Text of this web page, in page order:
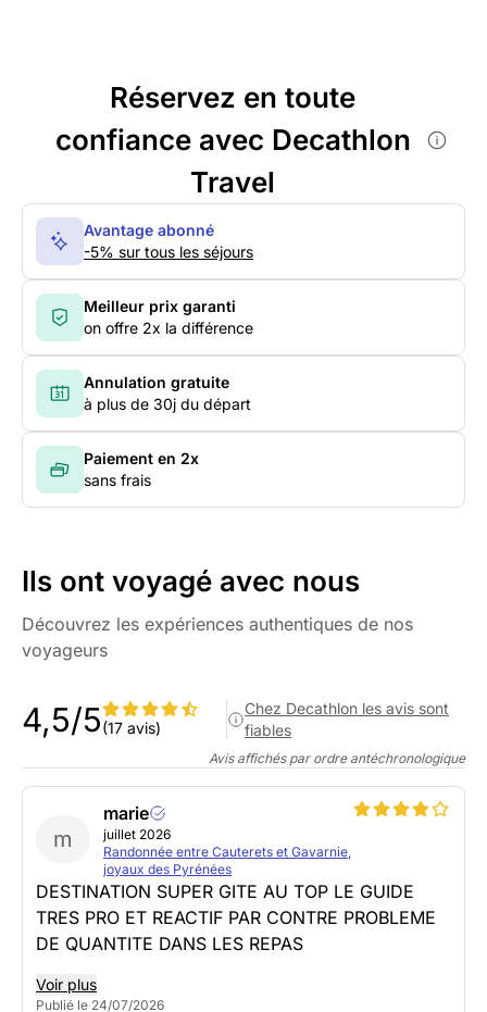
Réservez en toute
confiance avec Decathlon
Travel
Avantage abonné
-5% sur tous les séjours
Meilleur prix garanti
on offre 2x la différence
Annulation gratuite
à plus de 30j du départ
Paiement en 2x
sans frais
Ils ont voyagé avec nous
Découvrez les expériences authentiques de nos
voyageurs
4,5/5(17 avis)
Chez Decathlon les avis sont
fiables
Avis affichés par ordre antéchronologique
m
marie
juillet 2026
Randonnée entre Cauterets et Gavarnie,
joyaux des Pyrénées
DESTINATION SUPER GITE AU TOP LE GUIDE
TRES PRO ET REACTIF PAR CONTRE PROBLEME
DE QUANTITE DANS LES REPAS
Voir plus
Publié le 24/07/2026